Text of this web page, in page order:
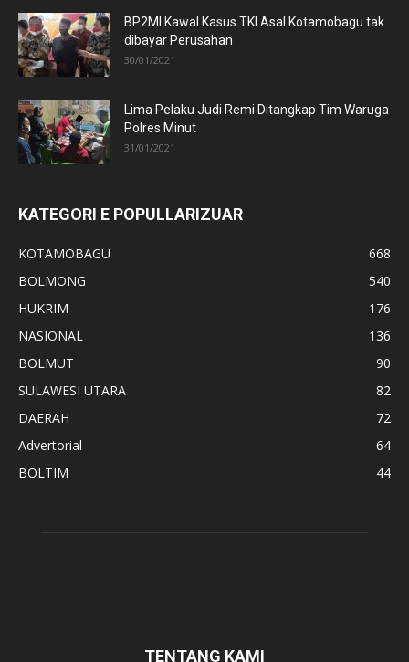
BP2MI Kawal Kasus TKI Asal Kotamobagu tak
dibayar Perusahan
30/01/2021
Lima Pelaku Judi Remi Ditangkap Tim Waruga
Polres Minut
31/01/2021
KATEGORI E POPULLARIZUAR
KOTAMOBAGU
668
BOLMONG
540
HUKRIM
176
NASIONAL
136
BOLMUT
90
SULAWESI UTARA
82
DAERAH
72
Advertorial
64
BOLTIM
44
TENTANG KAMI